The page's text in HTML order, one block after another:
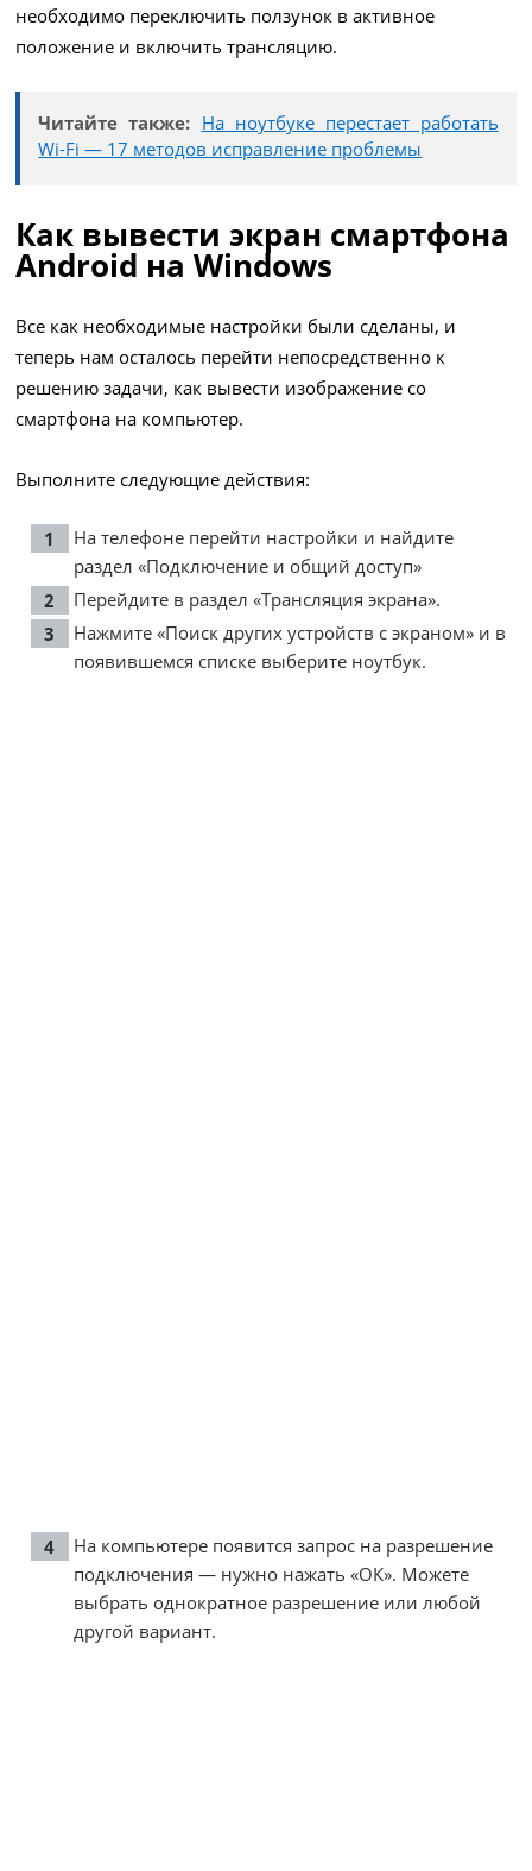
необходимо переключить ползунок в активное
положение и включить трансляцию.
Читайте также: На ноутбуке перестает работать
Wi-Fi — 17 методов исправление проблемы
Как вывести экран смартфона
Android на Windows
Все как необходимые настройки были сделаны, и
теперь нам осталось перейти непосредственно к
решению задачи, как вывести изображение со
смартфона на компьютер.
Выполните следующие действия:
На телефоне перейти настройки и найдите
раздел «Подключение и общий доступ»
Перейдите в раздел «Трансляция экрана».
Нажмите «Поиск других устройств с экраном» и в
появившемся списке выберите ноутбук.
На компьютере появится запрос на разрешение
подключения — нужно нажать «ОК». Можете
выбрать однократное разрешение или любой
другой вариант.